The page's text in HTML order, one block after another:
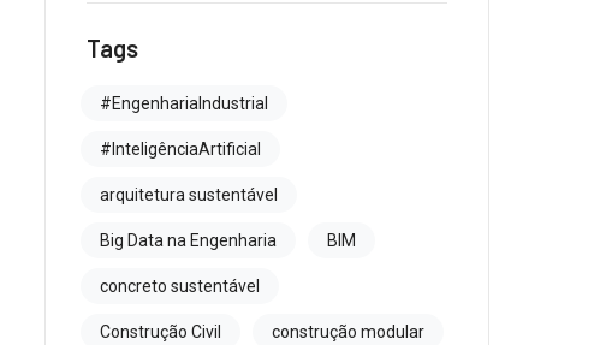
Tags
#EngenhariaIndustrial
#InteligênciaArtificial
arquitetura sustentável
Big Data na Engenharia BIM
concreto sustentável
Construção Civil construção modular